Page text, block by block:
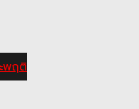
พฤติ